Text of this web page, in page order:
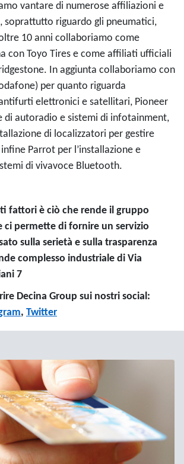
vantare di numerose affiliazioni e
soprattutto riguardo gli pneumatici,
10 anni collaboriamo come
con Toyo Tires e come affiliati ufficiali
In aggiunta collaboriamo con
per quanto riguarda
elettronici e satellitari, Pioneer
di autoradio e sistemi di infotainment,
di localizzatori per gestire
Parrot per l’installazione e
di vivavoce Bluetooth.
fattori è ciò che rende il gruppo
ci permette di fornire un servizio
sulla serietà e sulla trasparenza
complesso industriale di Via
7
Decina Group sui nostri social:
, Twitter